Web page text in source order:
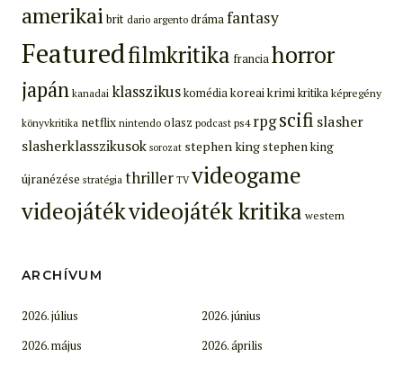
amerikaibrit dario argento drámafantasy
Featuredfilmkritika franciahorror
japán kanadai klasszikuskomédiakoreaikrimikritikaképregény
könyvkritika netflix nintendo olasz podcast ps4 rpgscifi slasher
slasherklasszikusok sorozat stephen kingstephen king
újranézése stratégia thriller TV videogame
videojátékvideojáték kritika western
ARCHÍVUM
2026. július
2026. június
2026. május
2026. április